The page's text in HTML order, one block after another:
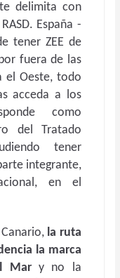
delimita con
España -
tener ZEE de
fuera de las
el Oeste, todo
acceda a los
como
del Tratado
tener
integrante,
en el
la ruta
la marca
Mary no la